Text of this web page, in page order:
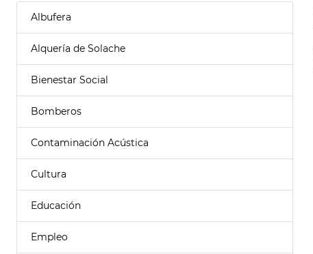
Albufera
Alquería de Solache
Bienestar Social
Bomberos
Contaminación Acústica
Cultura
Educación
Empleo